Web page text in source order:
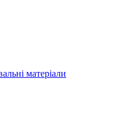
матеріали